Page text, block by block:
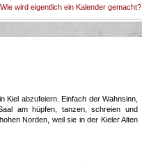
Wie wird eigentlich ein Kalender gemacht?
Kiel abzufeiern. Einfach der Wahnsinn,
am hüpfen, tanzen, schreien und
Norden, weil sie in der Kieler Alten